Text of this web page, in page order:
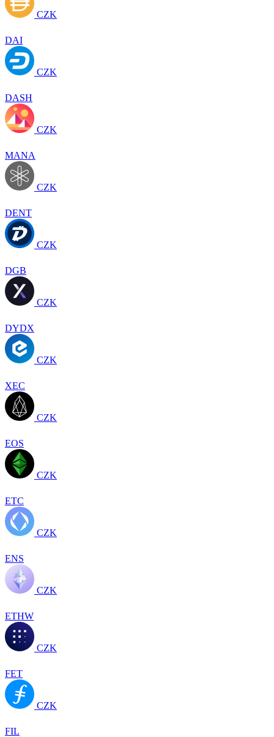
CZK
DAI
CZK
DASH
CZK
MANA
CZK
DENT
CZK
DGB
CZK
DYDX
CZK
XEC
CZK
EOS
CZK
ETC
CZK
ENS
CZK
ETHW
CZK
FET
CZK
FIL